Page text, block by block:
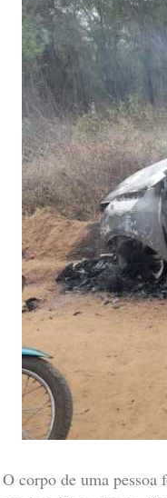
O corpo de uma